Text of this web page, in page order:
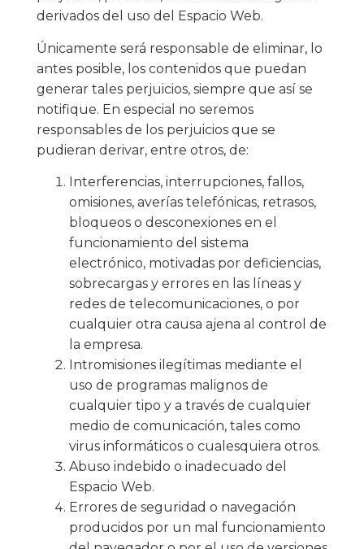
derivados del uso del Espacio Web.
Únicamente será responsable de eliminar, lo
antes posible, los contenidos que puedan
generar tales perjuicios, siempre que así se
notifique. En especial no seremos
responsables de los perjuicios que se
pudieran derivar, entre otros, de:
Interferencias, interrupciones, fallos,
omisiones, averías telefónicas, retrasos,
bloqueos o desconexiones en el
funcionamiento del sistema
electrónico, motivadas por deficiencias,
sobrecargas y errores en las líneas y
redes de telecomunicaciones, o por
cualquier otra causa ajena al control de
la empresa.
Intromisiones ilegítimas mediante el
uso de programas malignos de
cualquier tipo y a través de cualquier
medio de comunicación, tales como
virus informáticos o cualesquiera otros.
Abuso indebido o inadecuado del
Espacio Web.
Errores de seguridad o navegación
producidos por un mal funcionamiento